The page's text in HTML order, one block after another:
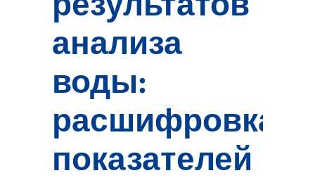
анализа
воды:
расшифровка
показателей